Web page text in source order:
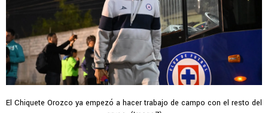
El Chiquete Orozco ya empezó a hacer trabajo de campo con el resto del